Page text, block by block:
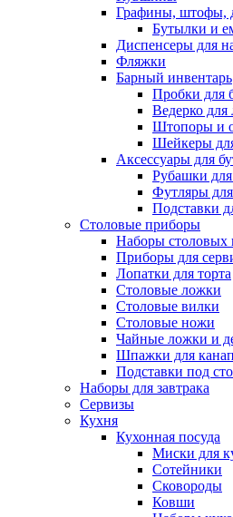
Графины, штофы,
Бутылки и
Диспенсеры для
Фляжки
Барный инвентарь
Пробки для
Ведерко для
Штопоры и
Шейкеры
Аксессуары для
Рубашки
Футляры
Подставки
Столовые приборы
Наборы столовых
Приборы для
Лопатки для торта
Столовые ложки
Столовые вилки
Столовые ножи
Чайные ложки и
Шпажки для
Подставки под
Наборы для завтрака
Сервизы
Кухня
Кухонная посуда
Миски для
Сотейники
Сковороды
Ковши